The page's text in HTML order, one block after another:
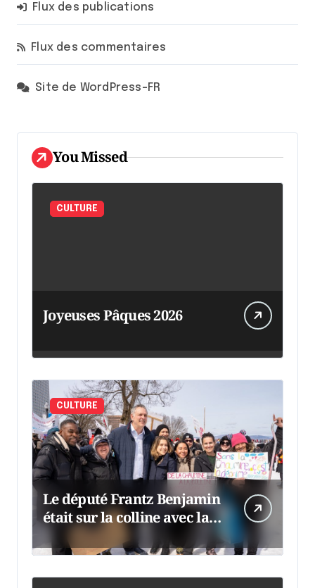
Flux des publications
Flux des commentaires
Site de WordPress-FR
You Missed
CULTURE
Joyeuses Pâques 2026
CULTURE
Le député Frantz Benjamin
était sur la colline avec la
chaumine